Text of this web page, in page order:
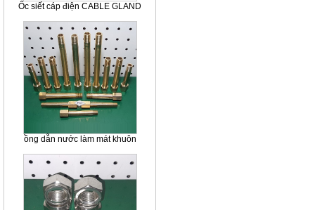
Ốc siết cáp điện CABLE GLAND
ồng dẫn nước làm mát khuôn